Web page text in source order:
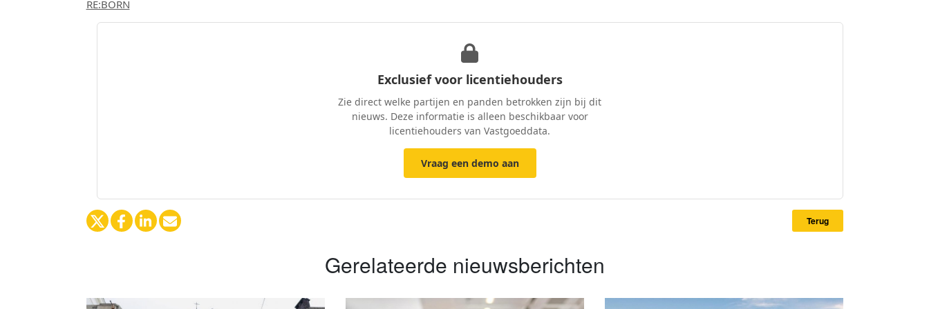
RE:BORN
Exclusief voor licentiehouders
Zie direct welke partijen en panden betrokken zijn bij dit
nieuws. Deze informatie is alleen beschikbaar voor
licentiehouders van Vastgoeddata.
Vraag een demo aan
Terug
Gerelateerde nieuwsberichten